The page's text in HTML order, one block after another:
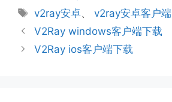
类
标
签
v2ray安卓、v2ray安卓客户端
V2Ray windows客户端下载
V2Ray ios客户端下载